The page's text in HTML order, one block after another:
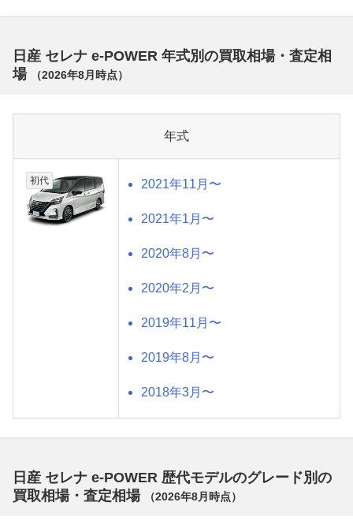
日産 セレナ e-POWER 年式別の買取相場・査定相
場
（2026年8月 時点）
年式
初代 2021年11月〜
2021年1月〜
2020年8月〜
2020年2月〜
2019年11月〜
2019年8月〜
2018年3月〜
日産 セレナ e-POWER 歴代モデルのグレード別の
買取相場・査定相場
（2026年8月 時点）